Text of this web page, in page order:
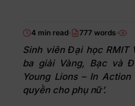
4 min read 777 words
Sinh viên Đại học RMIT
ba giải Vàng, Bạc và
Young Lions – In
quyền cho phụ nữ’.